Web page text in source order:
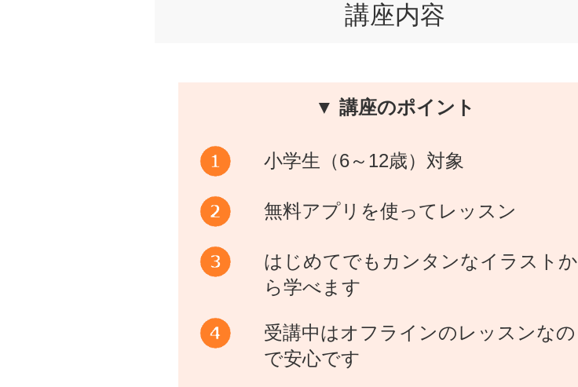
講座内容
▼ 講座のポイント
小学生（6～12歳）対象
無料アプリを使ってレッスン
はじめてでもカンタンなイラストか
ら学べます
受講中はオフラインのレッスンなの
で安心です